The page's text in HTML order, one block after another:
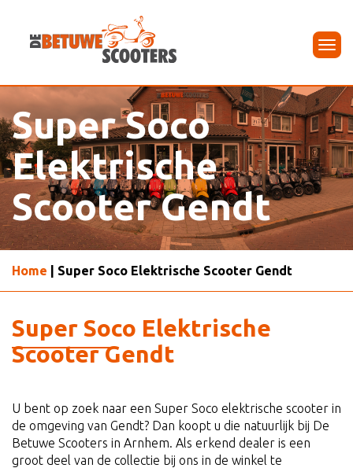
Super Soco
Elektrische
Scooter Gendt
Home | Super Soco Elektrische Scooter Gendt
Super Soco Elektrische
Scooter Gendt
U bent op zoek naar een Super Soco elektrische scooter in
de omgeving van Gendt? Dan koopt u die natuurlijk bij De
Betuwe Scooters in Arnhem. Als erkend dealer is een
groot deel van de collectie bij ons in de winkel te